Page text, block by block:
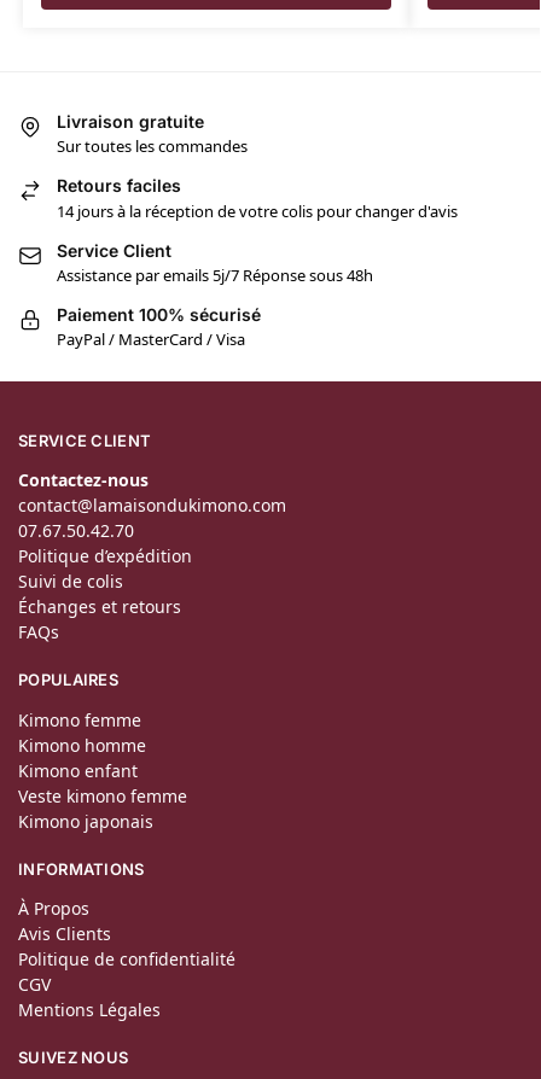
Livraison gratuite
Sur toutes les commandes
Retours faciles
14 jours à la réception de votre colis pour changer d'avis
Service Client
Assistance par emails 5j/7 Réponse sous 48h
Paiement 100% sécurisé
PayPal / MasterCard / Visa
SERVICE CLIENT
Contactez-nous
contact@lamaisondukimono.com
07.67.50.42.70
Politique d’expédition
Suivi de colis
Échanges et retours
FAQs
POPULAIRES
Kimono femme
Kimono homme
Kimono enfant
Veste kimono femme
Kimono japonais
INFORMATIONS
À Propos
Avis Clients
Politique de confidentialité
CGV
Mentions Légales
SUIVEZ NOUS